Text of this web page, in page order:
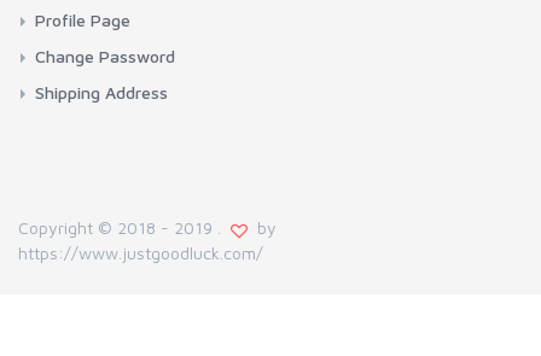
Profile Page
Change Password
Shipping Address
Copyright © 2018 - 2019 .
by
https://www.justgoodluck.com/